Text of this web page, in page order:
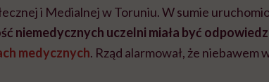
i Medialnej w Toruniu. W sumie
niemedycznych uczelni miała być
medycznych. Rząd alarmował, że niebawem